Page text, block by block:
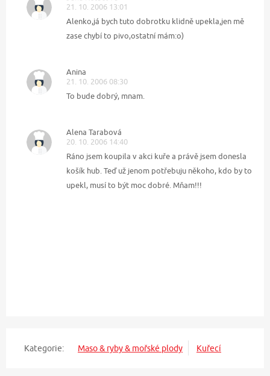
21. 10. 2006 13:01
Alenko,já bych tuto dobrotku klidně upekla,jen mě
zase chybí to pivo,ostatní mám:o)
Anina
21. 10. 2006 08:30
To bude dobrý, mnam.
Alena Tarabová
20. 10. 2006 14:40
Ráno jsem koupila v akci kuře a právě jsem donesla
košík hub. Teď už jenom potřebuju někoho, kdo by to
upekl, musí to být moc dobré. Mňam!!!
Kategorie: Maso & ryby & mořské plody Kuřecí